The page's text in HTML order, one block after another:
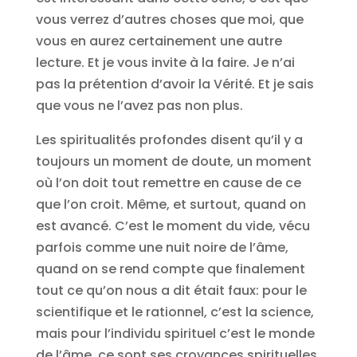
vous verrez d’autres choses que moi, que
vous en aurez certainement une autre
lecture. Et je vous invite à la faire. Je n’ai
pas la prétention d’avoir la Vérité. Et je sais
que vous ne l’avez pas non plus.
Les spiritualités profondes disent qu’il y a
toujours un moment de doute, un moment
où l’on doit tout remettre en cause de ce
que l’on croit. Même, et surtout, quand on
est avancé. C’est le moment du vide, vécu
parfois comme une nuit noire de l’âme,
quand on se rend compte que finalement
tout ce qu’on nous a dit était faux: pour le
scientifique et le rationnel, c’est la science,
mais pour l’individu spirituel c’est le monde